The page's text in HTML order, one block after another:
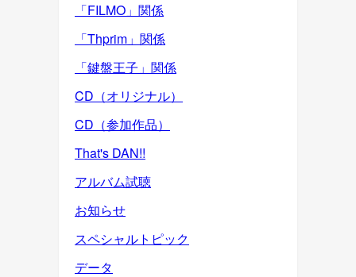
「FILMO」関係
「Thprim」関係
「鍵盤王子」関係
CD（オリジナル）
CD（参加作品）
That's DAN!!
アルバム試聴
お知らせ
スペシャルトピック
データ